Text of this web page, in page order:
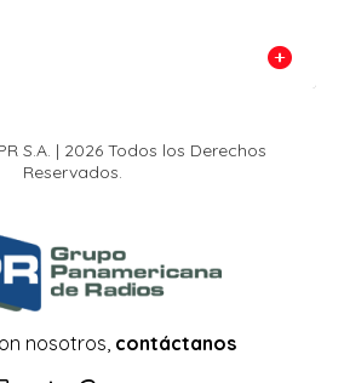
S.A. | 2026 Todos los Derechos
Reservados.
nosotros, contáctanos